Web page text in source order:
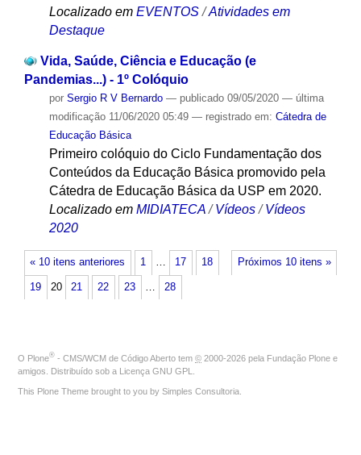
Localizado em EVENTOS /Atividades em
Destaque
Vida, Saúde, Ciência e Educação (e
Pandemias...) - 1º Colóquio
por Sergio R V Bernardo — publicado09/05/2020 — última
modificação11/06/2020 05:49 — registrado em: Cátedra de
Educação Básica
Primeiro colóquio do Ciclo Fundamentação dos
Conteúdos da Educação Básica promovido pela
Cátedra de Educação Básica da USP em 2020.
Localizado em MIDIATECA /Vídeos /Vídeos
2020
« 10 itens anteriores Próximos 10 itens »
1 … 17 18
19 20 21 22 23 … 28
O Plone® - CMS/WCM de Código Aberto tem © 2000-2026 pela Fundação Plone e
amigos. Distribuído sob a Licença GNU GPL
This Plone Theme brought to you by Simples Consultoria